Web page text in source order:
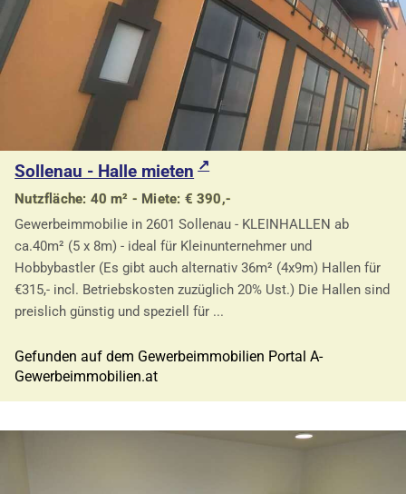
Sollenau - Halle mieten
Nutzfläche: 40 m² - Miete: € 390,-
Gewerbeimmobilie in 2601 Sollenau - KLEINHALLEN ab
ca.40m² (5 x 8m) - ideal für Kleinunternehmer und
Hobbybastler (Es gibt auch alternativ 36m² (4x9m) Hallen für
€315,- incl. Betriebskosten zuzüglich 20% Ust.) Die Hallen sind
preislich günstig und speziell für ...
Gefunden auf dem Gewerbeimmobilien Portal A-
Gewerbeimmobilien.at